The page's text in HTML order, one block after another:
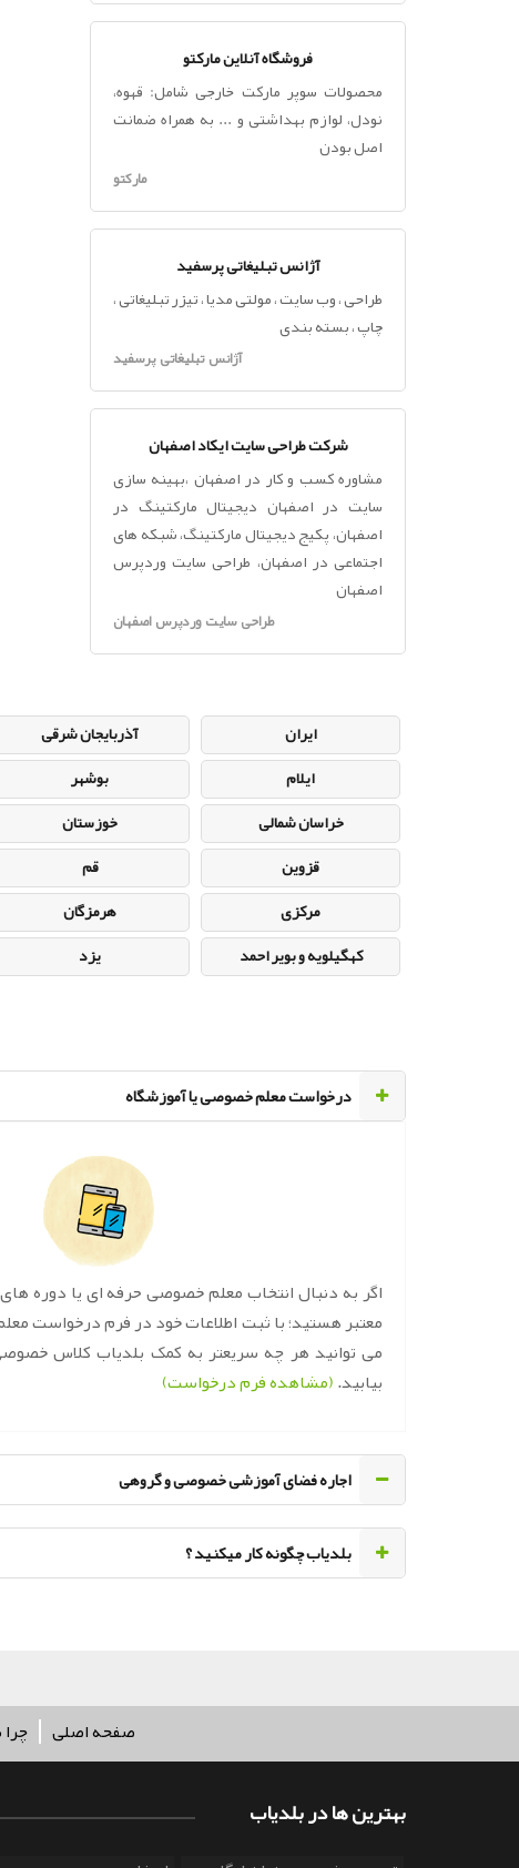
فروشگاه آنلاین مارکتو
محصولات سوپر مارکت خارجی شامل: قهوه،
نودل، لوازم بهداشتی و ... به همراه ضمانت
اصل بودن
مارکتو
آژانس تبلیغاتی پرسفید
طراحی ، وب سایت ، مولتی مدیا ، تیزر تبلیغاتی ،
چاپ ، بسته بندی
آژانس تبلیغاتی پرسفید
شرکت طراحی سایت ایکاد اصفهان
مشاوره کسب و کار در اصفهان ،بهینه سازی
سایت در اصفهان دیجیتال مارکتینگ در
اصفهان، پکیج دیجیتال مارکتینگ، شبکه های
اجتماعی در اصفهان، طراحی سایت وردپرس
اصفهان
طراحی سایت وردپرس اصفهان
ایران آذربایجان شرقی
ایلام
بوشهر
خراسان شمالی
خوزستان
قزوین
قم
مرکزی
هرمزگان
کهگیلویه و بویر احمد
یزد
‌درخواست معلم خصوصی یا آموزشگاه
اگر به دنبال انتخاب معلم خصوصی حرفه ای یا دوره
معتبر هستید؛ با ثبت اطلاعات خود در فرم درخواست
می توانید هر چه سریعتر به کمک بلدیاب کلاس
بیابید.(مشاهده فرم درخواست)
اجاره فضای آموزشی خصوصی و گروهی
‌بلدیاب چگونه کار میکنید ؟
صفحه اصلی
بهترین ها در بلدیاب